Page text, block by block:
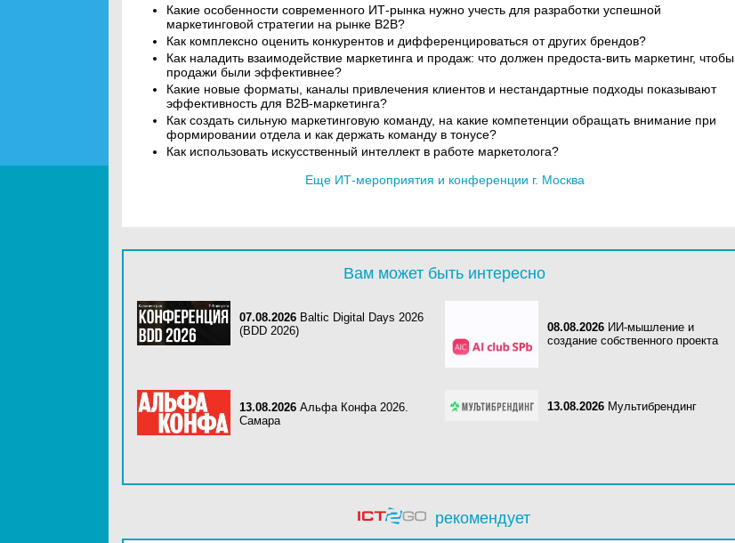
Какие особенности современного ИТ-рынка нужно учесть для разработки успешной
маркетинговой стратегии на рынке В2В?
Как комплексно оценить конкурентов и дифференцироваться от других брендов?
Как наладить взаимодействие маркетинга и продаж: что должен предоста-вить маркетинг, чтобы
продажи были эффективнее?
Какие новые форматы, каналы привлечения клиентов и нестандартные подходы показывают
эффективность для B2B-маркетинга?
Как создать сильную маркетинговую команду, на какие компетенции обращать внимание при
формировании отдела и как держать команду в тонусе?
Как использовать искусственный интеллект в работе маркетолога?
Еще ИТ-мероприятия и конференции г. Москва
Вам может быть интересно
07.08.2026 Baltic Digital Days 2026
(BDD 2026)
08.08.2026 ИИ-мышление и
создание собственного проекта
13.08.2026 Альфа Конфа 2026.
Самара
13.08.2026 Мультибрендинг
рекомендует